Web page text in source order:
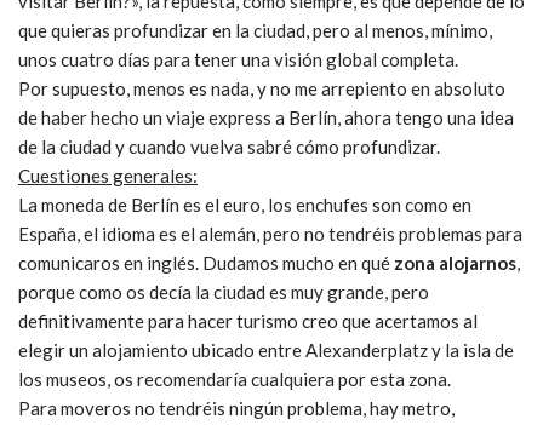
que quieras profundizar en la ciudad, pero al menos, mínimo,
unos cuatro días para tener una visión global completa.
Por supuesto, menos es nada, y no me arrepiento en absoluto
de haber hecho un viaje express a Berlín, ahora tengo una idea
de la ciudad y cuando vuelva sabré cómo profundizar.
Cuestiones generales:
La moneda de Berlín es el euro, los enchufes son como en
España, el idioma es el alemán, pero no tendréis problemas para
comunicaros en inglés. Dudamos mucho en qué zona alojarnos,
porque como os decía la ciudad es muy grande, pero
definitivamente para hacer turismo creo que acertamos al
elegir un alojamiento ubicado entre Alexanderplatz y la isla de
los museos, os recomendaría cualquiera por esta zona.
Para moveros no tendréis ningún problema, hay metro,